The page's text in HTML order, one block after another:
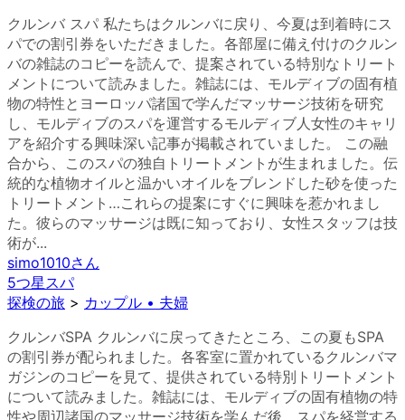
クルンバ スパ 私たちはクルンバに戻り、今夏は到着時にス
パでの割引券をいただきました。各部屋に備え付けのクルン
バの雑誌のコピーを読んで、提案されている特別なトリート
メントについて読みました。雑誌には、モルディブの固有植
物の特性とヨーロッパ諸国で学んだマッサージ技術を研究
し、モルディブのスパを運営するモルディブ人女性のキャリ
アを紹介する興味深い記事が掲載されていました。 この融
合から、このスパの独自トリートメントが生まれました。伝
統的な植物オイルと温かいオイルをブレンドした砂を使った
トリートメント…これらの提案にすぐに興味を惹かれまし
た。彼らのマッサージは既に知っており、女性スタッフは技
術が...
simo1010さん
5つ星スパ
探検の旅 > カップル • 夫婦
クルンバSPA クルンバに戻ってきたところ、この夏もSPA
の割引券が配られました。各客室に置かれているクルンバマ
ガジンのコピーを見て、提供されている特別トリートメント
について読みました。雑誌には、モルディブの固有植物の特